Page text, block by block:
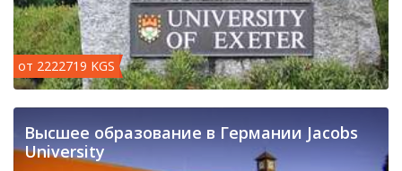
от 2222719 KGS
Высшее образование в Германии Jacobs
University